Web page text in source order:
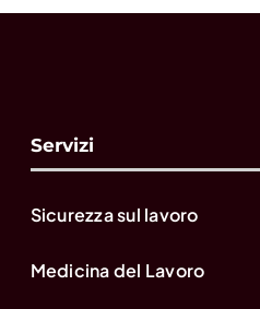
Servizi
Sicurezza sul lavoro
Medicina del Lavoro